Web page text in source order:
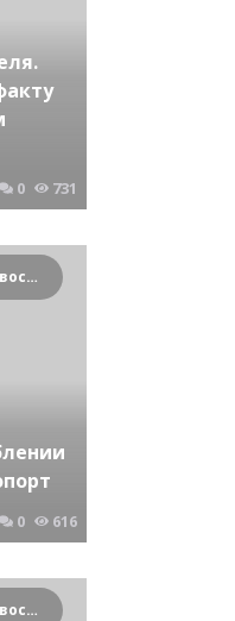
0 731
Криминальные новости Новосибирска и Сибирского региона
0 616
Криминальные новости Новосибирска и Сибирского региона